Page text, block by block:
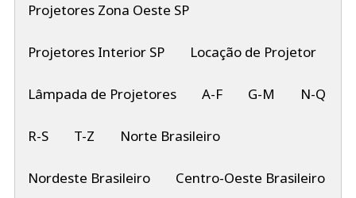
Projetores Zona Oeste SP
Projetores Interior SP Locação de Projetor
Lâmpada de Projetores A-F G-M N-Q
R-S T-Z Norte Brasileiro
Nordeste Brasileiro Centro-Oeste Brasileiro